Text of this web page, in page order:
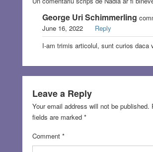
George Uri Schimmerling
June 16, 2022
Reply
I-am trimis articolul, sunt curios daca
Leave a Reply
Your email address will not be published.
fields are marked *
Comment *